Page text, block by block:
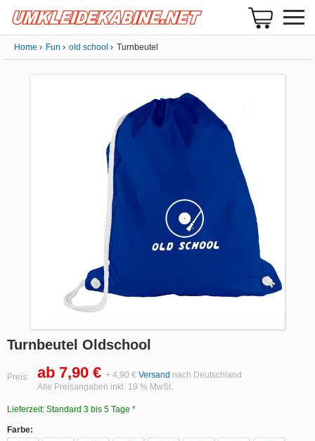
Home Fun old school Turnbeutel
Turnbeutel Oldschool
Preis: ab 7,90 € + 4,90 € Versand nach Deutschland
Alle Preisangaben inkl. 19 % MwSt.
Lieferzeit: Standard 3 bis 5 Tage *
Farbe: